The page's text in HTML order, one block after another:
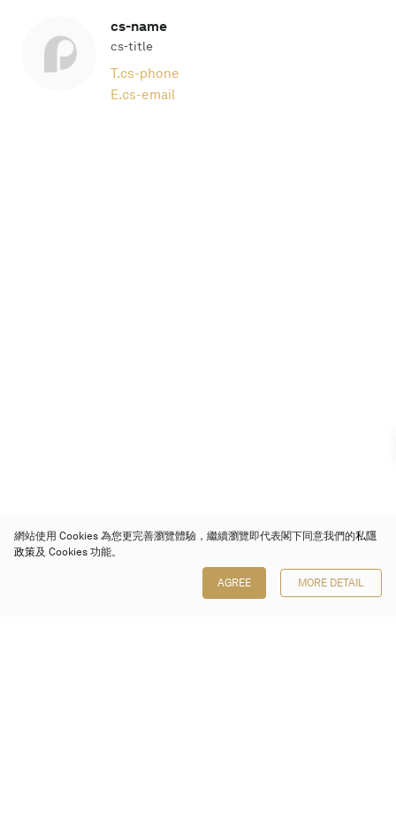
cs-name
cs-title
T.cs-phone
E.cs-email
網站使用 Cookies 為您更完善瀏覽體驗，繼續瀏覽即代表閣下同意我們的私隱
政策及 Cookies 功能。
AGREE MORE DETAIL